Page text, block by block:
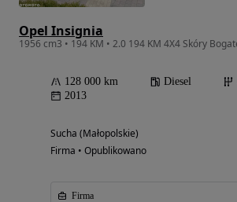
Opel Insignia
128 000 km Diesel
2013
Sucha (Małopolskie)
Firma • Opublikowano
Firma